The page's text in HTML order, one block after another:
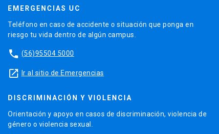
EMERGENCIAS UC
Teléfono en caso de accidente o situación que ponga en
riesgo tu vida dentro de algún campus.
phone (56)95504 5000
launch Ir al sitio de Emergencias
DISCRIMINACIÓN Y VIOLENCIA
Orientación y apoyo en casos de discriminación, violencia de
género o violencia sexual.